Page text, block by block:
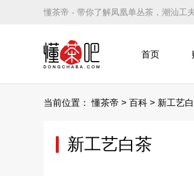
懂茶帝 - 带你了解凤凰单丛茶，潮汕工
首页
当前位置：懂茶帝 > 百科 > 新工艺
新工艺白茶